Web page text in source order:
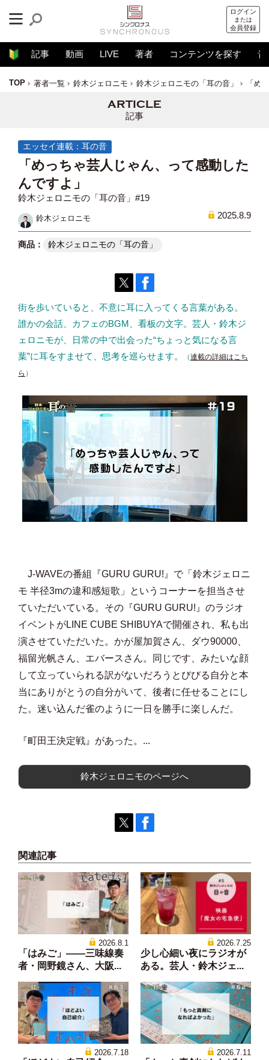
ログイン
または
会員登録
記事 動画 LIVE 著者 コンテンツを探す 音
TOP 著者一覧 鈴木ジェロニモ 鈴木ジェロニモの「耳の音」 「め
記事
エッセイ連載：耳の音
「めっちゃ芸人じゃん、って感動した
んですよ」
鈴木ジェロニモの「耳の音」#19
鈴木ジェロニモ 2025.8.9
鈴木ジェロニモの「耳の音」
街を歩いていると、不意に耳に入ってくる言葉がある。
誰かの会話、カフェのBGM、看板の文字。芸人・鈴木ジ
ェロニモが、日常の中で出会った“ちょっと気になる言
葉”に耳をすませて、思考を巡らせます。
（連載の詳細はこち
ら ）
J-WAVEの番組『GURU GURU!』で「鈴木ジェロニ
モ 半径3mの違和感短歌」というコーナーを担当させ
ていただいている。その『GURU GURU!』のラジオ
イベントがLINE CUBE SHIBUYAで開催され、私も出
演させていただいた。かが屋加賀さん、ダウ90000、
福留光帆さん、エバースさん。同じです、みたいな顔
して立っていられる訳がないだろうとびびる自分と本
当にありがとうの自分がいて、後者に任せることにし
た。迷い込んだ雀のように一日を勝手に楽しんだ。
『町田王決定戦』があった。...
鈴木ジェロニモのページへ
関連記事
2026.8.1
「はみご」——三味線奏
者・岡野鏡さん、大阪...
2026.7.25
少し心細い夜にラジオが
ある。芸人・鈴木ジェ...
2026.7.18 2026.7.11